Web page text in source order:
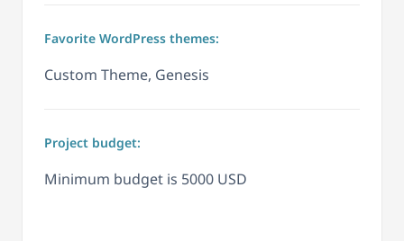
Favorite WordPress themes:
Custom Theme, Genesis
Project budget:
Minimum budget is 5000 USD